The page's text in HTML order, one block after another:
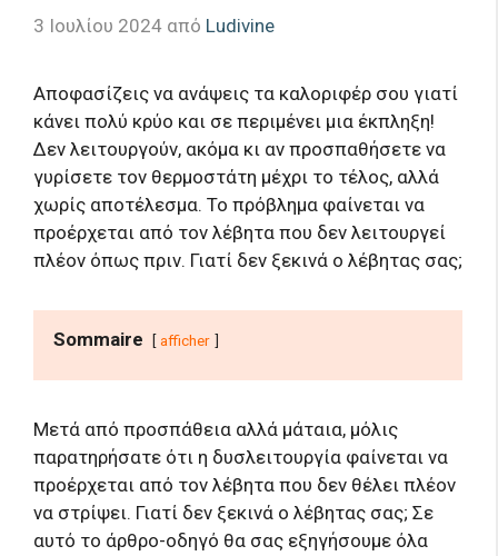
3 Ιουλίου 2024 από Ludivine
Αποφασίζεις να ανάψεις τα καλοριφέρ σου γιατί
κάνει πολύ κρύο και σε περιμένει μια έκπληξη!
Δεν λειτουργούν, ακόμα κι αν προσπαθήσετε να
γυρίσετε τον θερμοστάτη μέχρι το τέλος, αλλά
χωρίς αποτέλεσμα. Το πρόβλημα φαίνεται να
προέρχεται από τον λέβητα που δεν λειτουργεί
πλέον όπως πριν. Γιατί δεν ξεκινά ο λέβητας σας;
Sommaire afficher
Μετά από προσπάθεια αλλά μάταια, μόλις
παρατηρήσατε ότι η δυσλειτουργία φαίνεται να
προέρχεται από τον λέβητα που δεν θέλει πλέον
να στρίψει. Γιατί δεν ξεκινά ο λέβητας σας; Σε
αυτό το άρθρο-οδηγό θα σας εξηγήσουμε όλα